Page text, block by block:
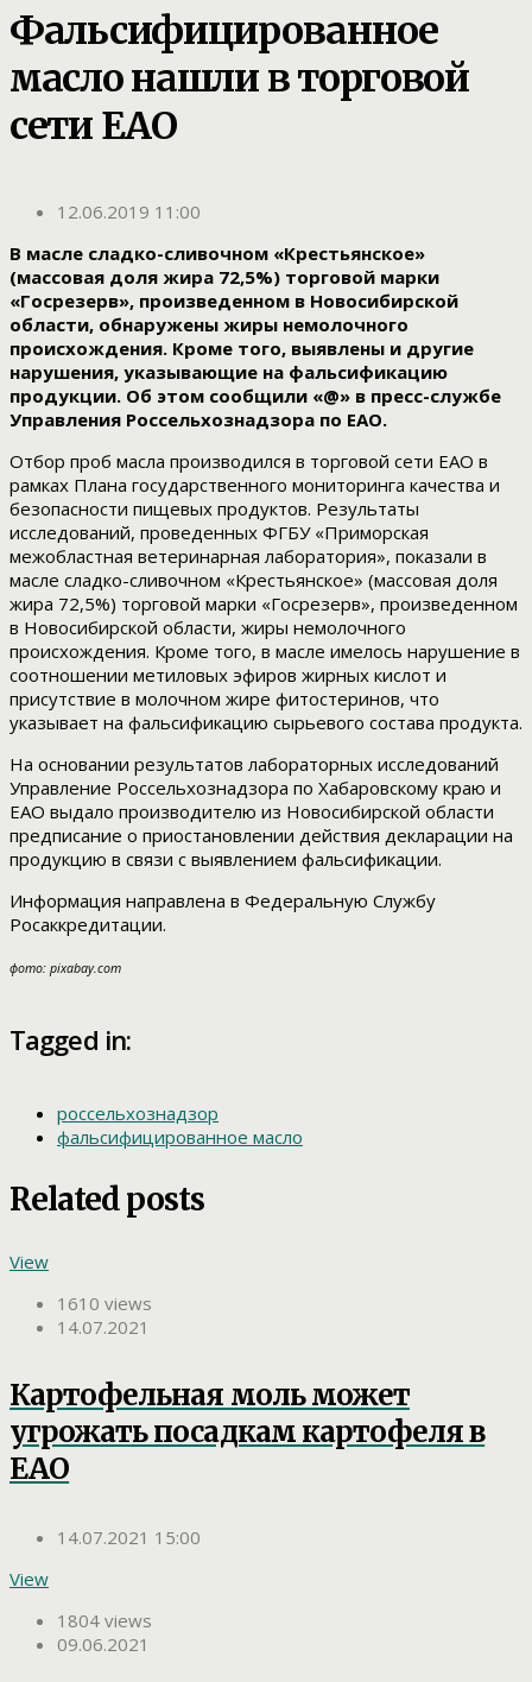
Фальсифицированное
масло нашли в торговой
сети ЕАО
12.06.2019 11:00
В масле сладко-сливочном «Крестьянское»
(массовая доля жира 72,5%) торговой марки
«Госрезерв», произведенном в Новосибирской
области, обнаружены жиры немолочного
происхождения. Кроме того, выявлены и другие
нарушения, указывающие на фальсификацию
продукции. Об этом сообщили «@» в пресс-службе
Управления Россельхознадзора по ЕАО.
Отбор проб масла производился в торговой сети ЕАО в
рамках Плана государственного мониторинга качества и
безопасности пищевых продуктов. Результаты
исследований, проведенных ФГБУ «Приморская
межобластная ветеринарная лаборатория», показали в
масле сладко-сливочном «Крестьянское» (массовая доля
жира 72,5%) торговой марки «Госрезерв», произведенном
в Новосибирской области, жиры немолочного
происхождения. Кроме того, в масле имелось нарушение в
соотношении метиловых эфиров жирных кислот и
присутствие в молочном жире фитостеринов, что
указывает на фальсификацию сырьевого состава продукта.
На основании результатов лабораторных исследований
Управление Россельхознадзора по Хабаровскому краю и
ЕАО выдало производителю из Новосибирской области
предписание о приостановлении действия декларации на
продукцию в связи с выявлением фальсификации.
Информация направлена в Федеральную Службу
Росаккредитации.
фото: pixabay.com
Tagged in:
россельхознадзор
фальсифицированное масло
Related posts
View
1610 views
14.07.2021
Картофельная моль может
угрожать посадкам картофеля в
ЕАО
14.07.2021 15:00
View
1804 views
09.06.2021